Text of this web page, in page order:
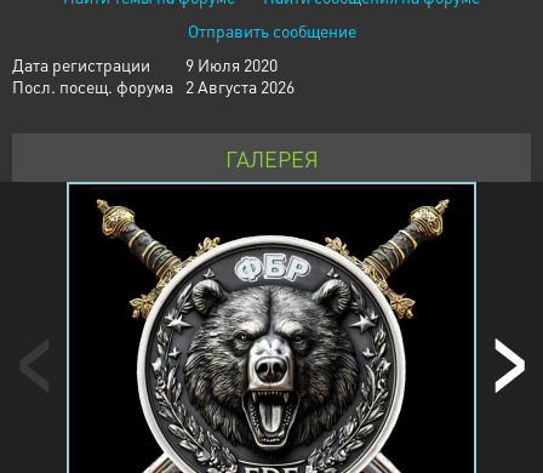
Отправить сообщение
Дата регистрации
9 Июля 2020
Посл. посещ. форума
2 Августа 2026
ГАЛЕРЕЯ